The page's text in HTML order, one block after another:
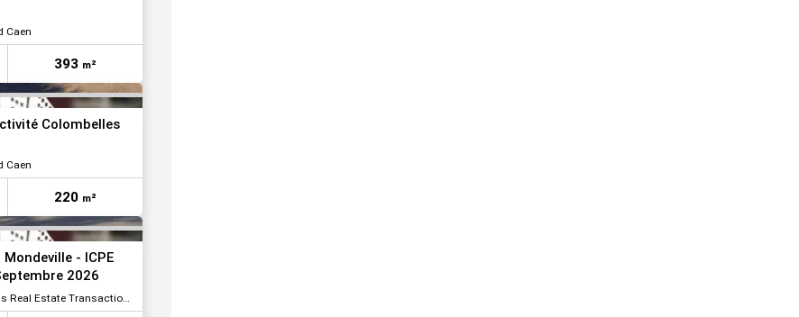
Caen
393 m²
Colombelles
Caen
220 m²
VOIR TOUTES LES PHOTOS
- ICPE
2026
Estate Transaction Logistique
VOIR TOUTES LES PHOTOS